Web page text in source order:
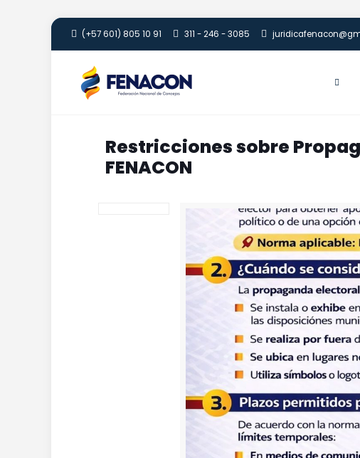
(+57 601) 805 10 91 311 - 246 - 3085
Restricciones sobre
FENACON